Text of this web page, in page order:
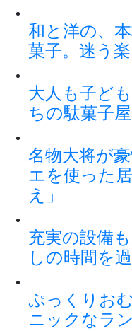
和と洋の、
菓子。迷う
大人も子ど
ちの駄菓子
名物大将が
エを使った
え」
充実の設備
しの時間を
ぷっくりお
ニックなラ